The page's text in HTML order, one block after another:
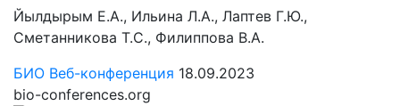
Йылдырым Е.А., Ильина Л.А., Лаптев Г.Ю.,
Сметанникова Т.С., Филиппова В.А.
БИО Веб-конференция 18.09.2023
bio-conferences.org